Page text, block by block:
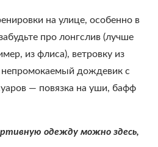
на улице, особенно в
про лонгслив (лучше
из флиса), ветровку из
непромокаемый дождевик с
— повязка на уши, бафф
одежду можно здесь,